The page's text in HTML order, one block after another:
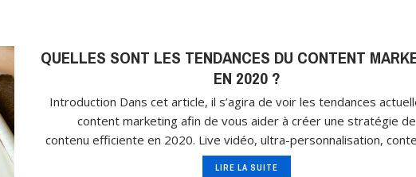
QUELLES SONT LES TENDANCES DU CONTENT
EN 2020 ?
Introduction Dans cet article, il s’agira de voir les tendances
content marketing afin de vous aider à créer une stratégie de
contenu efficiente en 2020. Live vidéo, ultra-personnalisation,
LIRE LA SUITE